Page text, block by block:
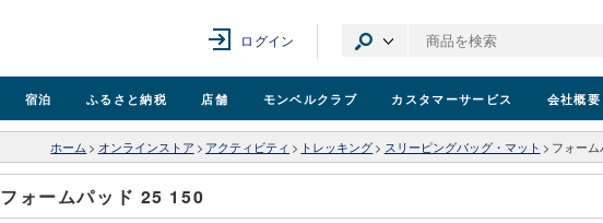
ログイン
宿泊 ふるさと納税 店舗 モンベルクラブ カスタマーサービス 会社概要
ホーム > オンラインストア > アクティビティ > トレッキング > スリーピングバッグ・マット > フォー
フォームパッド 25 150